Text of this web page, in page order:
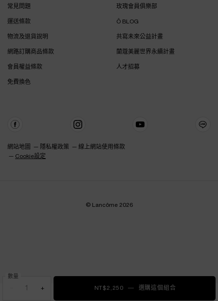
數量
+ NT$2,250 ― 選購這個組合
常見問題
運送條款
物流及退貨說明
網路訂購商品條款
會員權益條款
免費換色
玫瑰會員俱樂部
Ô BLOG
共寫未來公益計畫
蘭蔻美麗世界永續計畫
人才招募
網站地圖 隱私權政策
線上網站使用條款
Cookie設定
© Lancôme 2026